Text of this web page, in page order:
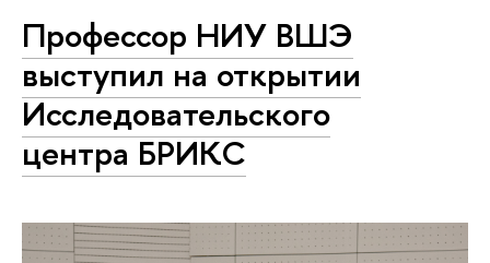
Профессор НИУ ВШЭ
выступил на открытии
Исследовательского
центра БРИКС